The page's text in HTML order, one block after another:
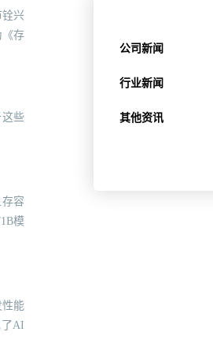
公司新闻
行业新闻
其他资讯
兴
《存
些
容
模
能
AI